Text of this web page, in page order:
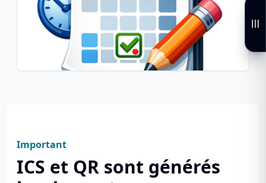
Important
ICS et QR sont générés